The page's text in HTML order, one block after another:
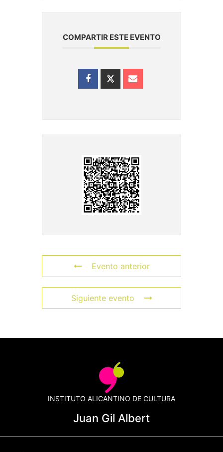
COMPARTIR ESTE EVENTO
Evento anterior
Siguiente evento
INSTITUTO ALICANTINO DE CULTURA
Juan Gil Albert